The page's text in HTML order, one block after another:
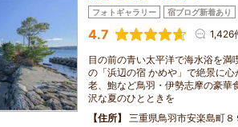
フォトギャラリー 宿ブログ新着あり
4.7 1,426
目の前の青い太平洋で海水浴を満
の「浜辺の宿 かめや」で絶景に
老、鮑など鳥羽・伊勢志摩の豪華
沢な夏のひとときを
住所
三重県鳥羽市安楽島町８